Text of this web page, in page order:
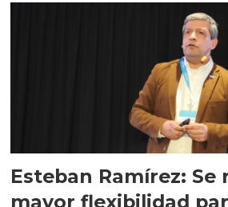
Esteban Ramírez: Se
mayor flexibilidad